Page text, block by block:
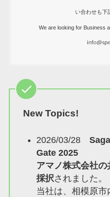
い合わせも下
We are looking for Business
New Topics!
2026/03/28
Gate 2025
アマノ株式会社
採択されました。
当社は、相模原市